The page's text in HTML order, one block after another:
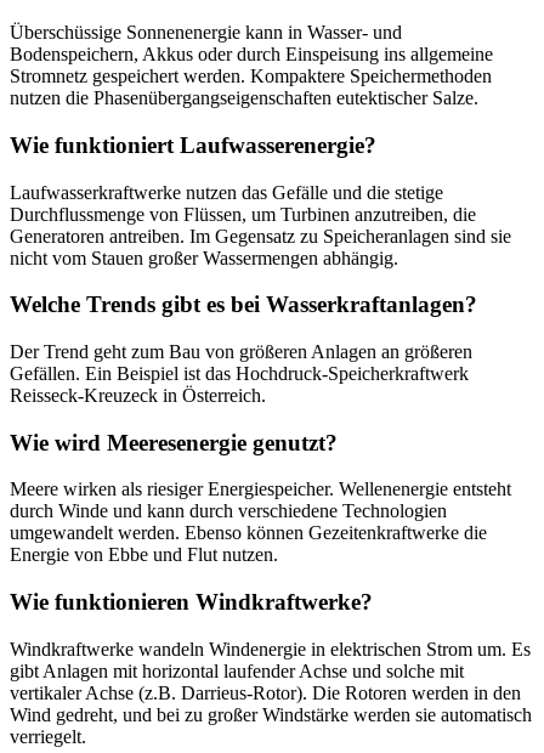
Überschüssige Sonnenenergie kann in Wasser- und
Bodenspeichern, Akkus oder durch Einspeisung ins allgemeine
Stromnetz gespeichert werden. Kompaktere Speichermethoden
nutzen die Phasenübergangseigenschaften eutektischer Salze.
Wie funktioniert Laufwasserenergie?
Laufwasserkraftwerke nutzen das Gefälle und die stetige
Durchflussmenge von Flüssen, um Turbinen anzutreiben, die
Generatoren antreiben. Im Gegensatz zu Speicheranlagen sind sie
nicht vom Stauen großer Wassermengen abhängig.
Welche Trends gibt es bei Wasserkraftanlagen?
Der Trend geht zum Bau von größeren Anlagen an größeren
Gefällen. Ein Beispiel ist das Hochdruck-Speicherkraftwerk
Reisseck-Kreuzeck in Österreich.
Wie wird Meeresenergie genutzt?
Meere wirken als riesiger Energiespeicher. Wellenenergie entsteht
durch Winde und kann durch verschiedene Technologien
umgewandelt werden. Ebenso können Gezeitenkraftwerke die
Energie von Ebbe und Flut nutzen.
Wie funktionieren Windkraftwerke?
Windkraftwerke wandeln Windenergie in elektrischen Strom um. Es
gibt Anlagen mit horizontal laufender Achse und solche mit
vertikaler Achse (z.B. Darrieus-Rotor). Die Rotoren werden in den
Wind gedreht, und bei zu großer Windstärke werden sie automatisch
verriegelt.